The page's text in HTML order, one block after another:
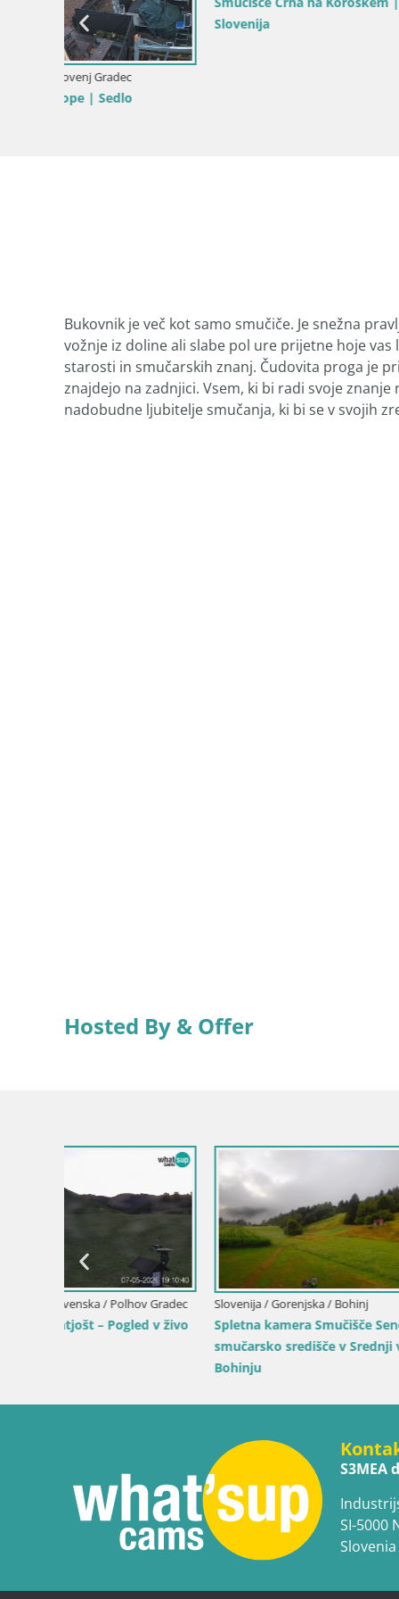
Slovenija / Koroška / Črna na Koroškem
Črna na Koroškem mestno jedro |
Bukovnik je več kot samo smučiče. Je snežna
vožnje iz doline ali slabe pol ure prijetne hoje
starosti in smučarskih znanj. Čudovita proga je
znajdejo na zadnjici. Vsem, ki bi radi svoje
nadobudne ljubitelje smučanja, ki bi se v svojih
Hosted By & Offer
Italija / Trentinsko - Zgornje Poadižje / Terenten
Spletna kamera Terenten (1210m) –
Pogled v živo na dolino Pusteria
Italija /
Pusteria-
Spletna
Gitsch –
S3MEA
SI-5000
Slovenia